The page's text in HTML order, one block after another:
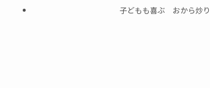
子どもも喜ぶ おから炒り